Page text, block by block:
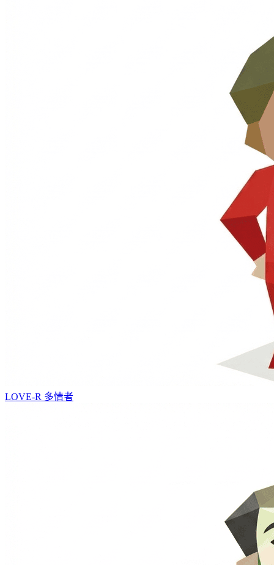
LOVE-R 多情者